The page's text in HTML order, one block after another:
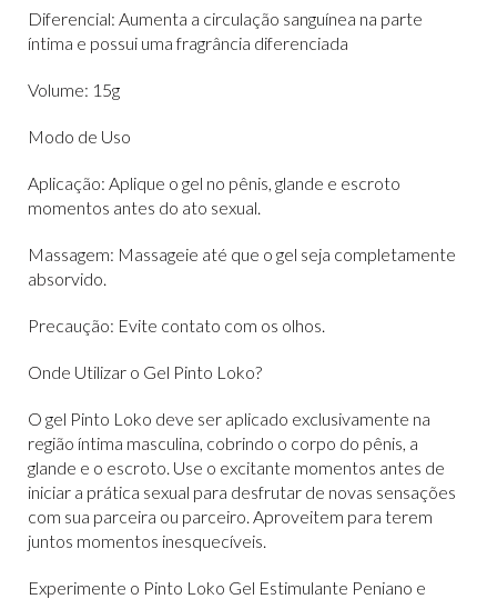
Diferencial: Aumenta a circulação sanguínea na parte
íntima e possui uma fragrância diferenciada
Volume: 15g
Modo de Uso
Aplicação: Aplique o gel no pênis, glande e escroto
momentos antes do ato sexual.
Massagem: Massageie até que o gel seja completamente
absorvido.
Precaução: Evite contato com os olhos.
Onde Utilizar o Gel Pinto Loko?
O gel Pinto Loko deve ser aplicado exclusivamente na
região íntima masculina, cobrindo o corpo do pênis, a
glande e o escroto. Use o excitante momentos antes de
iniciar a prática sexual para desfrutar de novas sensações
com sua parceira ou parceiro. Aproveitem para terem
juntos momentos inesquecíveis.
Experimente o Pinto Loko Gel Estimulante Peniano e